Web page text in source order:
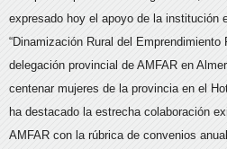
expresado hoy el apoyo de la institución
“Dinamización Rural del Emprendimiento
delegación provincial de AMFAR en
centenar mujeres de la provincia en el
ha destacado la estrecha colaboración
AMFAR con la rúbrica de convenios